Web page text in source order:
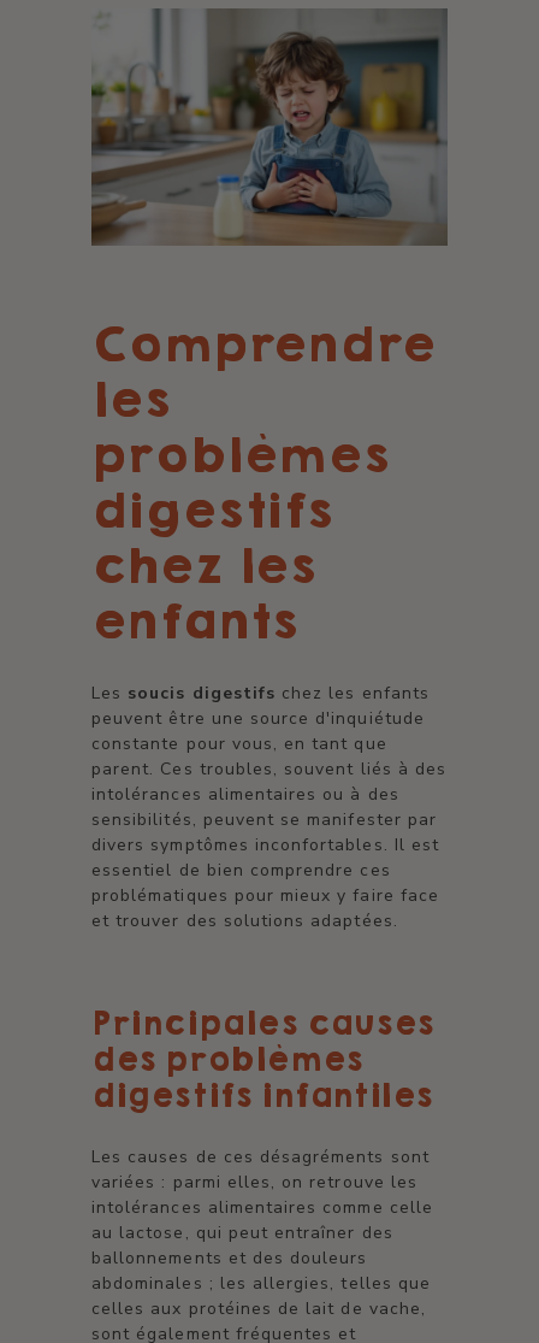
Comprendre
les
problèmes
digestifs
chez les
enfants
Les soucis digestifs chez les enfants
peuvent être une source d'inquiétude
constante pour vous, en tant que
parent. Ces troubles, souvent liés à des
intolérances alimentaires ou à des
sensibilités, peuvent se manifester par
divers symptômes inconfortables. Il est
essentiel de bien comprendre ces
problématiques pour mieux y faire face
et trouver des solutions adaptées.
Principales causes
des problèmes
digestifs infantiles
Les causes de ces désagréments sont
variées : parmi elles, on retrouve les
intolérances alimentaires comme celle
au lactose, qui peut entraîner des
ballonnements et des douleurs
abdominales ; les allergies, telles que
celles aux protéines de lait de vache,
sont également fréquentes et